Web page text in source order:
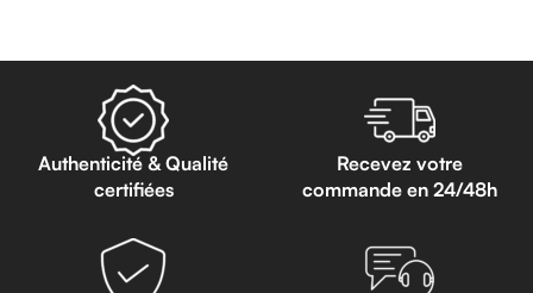
Authenticité & Qualité
certifiées
Recevez votre
commande en 24/48h